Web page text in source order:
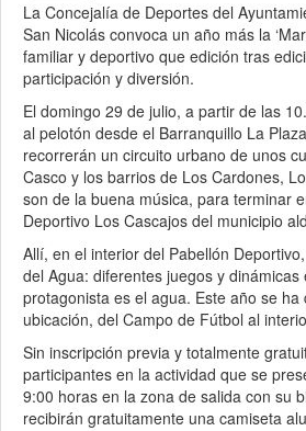
La Concejalía de Deportes del
San Nicolás convoca un año más la
familiar y deportivo que edición tras
participación y diversión.
El domingo 29 de julio, a partir de las
al pelotón desde el Barranquillo La
recorrerán un circuito urbano de unos
Casco y los barrios de Los Cardones,
son de la buena música, para terminar
Deportivo Los Cascajos del municipio
Allí, en el interior del Pabellón
del Agua: diferentes juegos y dinámicas
protagonista es el agua. Este año se
ubicación, del Campo de Fútbol al
Sin inscripción previa y totalmente
participantes en la actividad que se
9:00 horas en la zona de salida con su
recibirán gratuitamente una camiseta